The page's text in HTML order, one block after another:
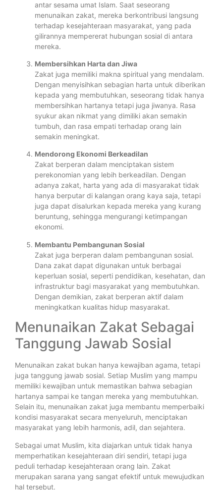
antar sesama umat Islam. Saat seseorang
menunaikan zakat, mereka berkontribusi langsung
terhadap kesejahteraan masyarakat, yang pada
gilirannya mempererat hubungan sosial di antara
mereka.
Membersihkan Harta dan Jiwa
Zakat juga memiliki makna spiritual yang mendalam.
Dengan menyisihkan sebagian harta untuk diberikan
kepada yang membutuhkan, seseorang tidak hanya
membersihkan hartanya tetapi juga jiwanya. Rasa
syukur akan nikmat yang dimiliki akan semakin
tumbuh, dan rasa empati terhadap orang lain
semakin meningkat.
Mendorong Ekonomi Berkeadilan
Zakat berperan dalam menciptakan sistem
perekonomian yang lebih berkeadilan. Dengan
adanya zakat, harta yang ada di masyarakat tidak
hanya berputar di kalangan orang kaya saja, tetapi
juga dapat disalurkan kepada mereka yang kurang
beruntung, sehingga mengurangi ketimpangan
ekonomi.
Membantu Pembangunan Sosial
Zakat juga berperan dalam pembangunan sosial.
Dana zakat dapat digunakan untuk berbagai
keperluan sosial, seperti pendidikan, kesehatan, dan
infrastruktur bagi masyarakat yang membutuhkan.
Dengan demikian, zakat berperan aktif dalam
meningkatkan kualitas hidup masyarakat.
Menunaikan Zakat Sebagai
Tanggung Jawab Sosial
Menunaikan zakat bukan hanya kewajiban agama, tetapi
juga tanggung jawab sosial. Setiap Muslim yang mampu
memiliki kewajiban untuk memastikan bahwa sebagian
hartanya sampai ke tangan mereka yang membutuhkan.
Selain itu, menunaikan zakat juga membantu memperbaiki
kondisi masyarakat secara menyeluruh, menciptakan
masyarakat yang lebih harmonis, adil, dan sejahtera.
Sebagai umat Muslim, kita diajarkan untuk tidak hanya
memperhatikan kesejahteraan diri sendiri, tetapi juga
peduli terhadap kesejahteraan orang lain. Zakat
merupakan sarana yang sangat efektif untuk mewujudkan
hal tersebut.